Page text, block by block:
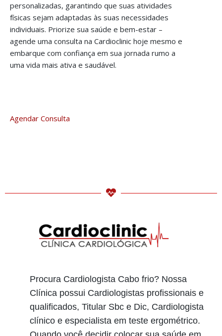
personalizadas, garantindo que suas atividades
físicas sejam adaptadas às suas necessidades
individuais. Priorize sua saúde e bem-estar –
agende uma consulta na Cardioclinic hoje mesmo e
embarque com confiança em sua jornada rumo a
uma vida mais ativa e saudável.
Agendar Consulta
Procura Cardiologista Cabo frio? Nossa
Clínica possui Cardiologistas profissionais e
qualificados, Titular Sbc e Dic, Cardiologista
clínico e especialista em teste ergométrico.